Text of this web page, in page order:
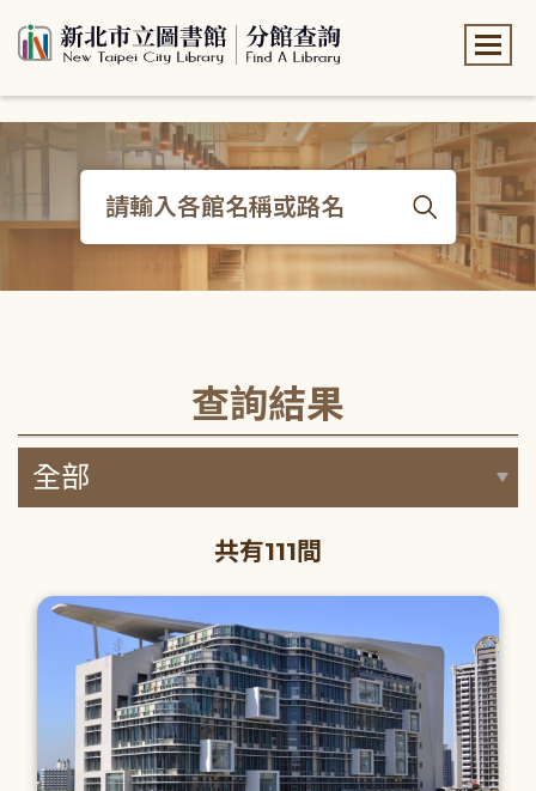
查詢結果
共有111間